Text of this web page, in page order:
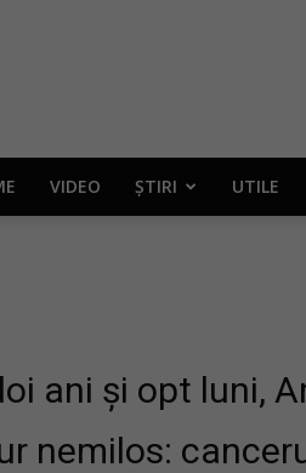
VIDEO ȘTIRI UTILE
ani și opt luni,
nemilos: